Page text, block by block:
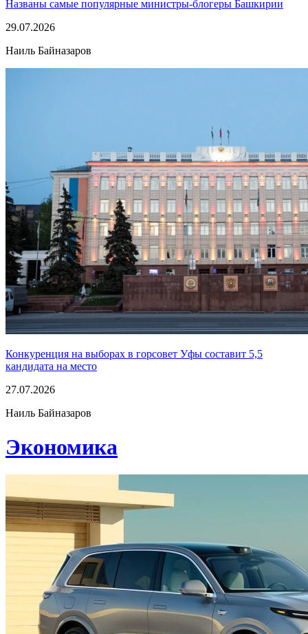
Названы самые популярные министры-блогеры Башкирии
29.07.2026
Наиль Байназаров
Конкуренция на выборах в горсовет Уфы составит 5,5
кандидата на место
27.07.2026
Наиль Байназаров
Экономика